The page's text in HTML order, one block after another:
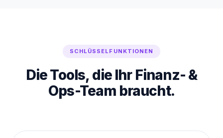
SCHLÜSSELFUNKTIONEN
Die Tools, die Ihr Finanz- &
Ops-Team braucht.